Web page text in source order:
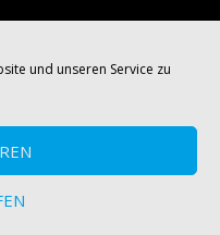
und unseren Service zu